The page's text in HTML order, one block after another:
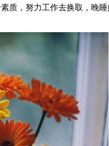
，努力工作去换取，晚